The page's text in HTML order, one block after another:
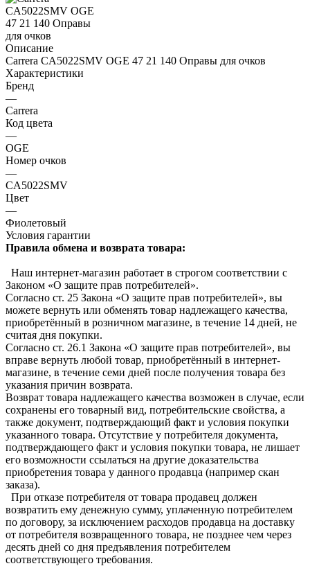
Описание
Carrera CA5022SMV OGE 47 21 140 Оправы для очков
Характеристики
Бренд
—
Carrera
Код цвета
—
OGE
Номер очков
—
CA5022SMV
Цвет
—
Фиолетовый
Условия гарантии
Правила обмена и возврата товара:
Наш интернет-магазин работает в строгом соответствии с
Законом «О защите прав потребителей».
Согласно ст. 25 Закона «О защите прав потребителей», вы
можете вернуть или обменять товар надлежащего качества,
приобретённый в розничном магазине, в течение 14 дней, не
считая дня покупки.
Согласно ст. 26.1 Закона «О защите прав потребителей», вы
вправе вернуть любой товар, приобретённый в интернет-
магазине, в течение семи дней после получения товара без
указания причин возврата.
Возврат товара надлежащего качества возможен в случае, если
сохранены его товарный вид, потребительские свойства, а
также документ, подтверждающий факт и условия покупки
указанного товара. Отсутствие у потребителя документа,
подтверждающего факт и условия покупки товара, не лишает
его возможности ссылаться на другие доказательства
приобретения товара у данного продавца (например скан
заказа).
При отказе потребителя от товара продавец должен
возвратить ему денежную сумму, уплаченную потребителем
по договору, за исключением расходов продавца на доставку
от потребителя возвращенного товара, не позднее чем через
десять дней со дня предъявления потребителем
соответствующего требования.